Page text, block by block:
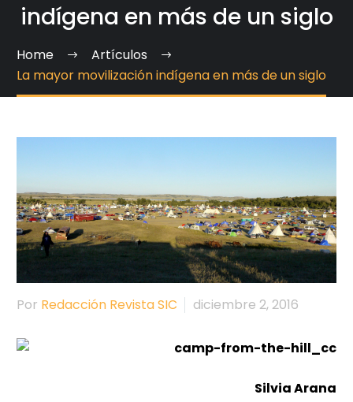
indígena en más de un siglo
Home
Artículos
La mayor movilización indígena en más de un siglo
Por Redacción Revista SIC diciembre 2, 2016
Silvia Arana